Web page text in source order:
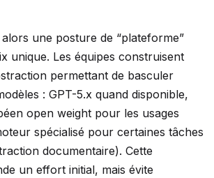
une posture de “plateforme”
unique. Les équipes construisent
permettant de basculer
: GPT-5.x quand disponible,
open weight pour les usages
spécialisé pour certaines tâches
documentaire). Cette
un effort initial, mais évite